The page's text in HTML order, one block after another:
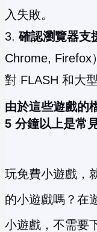
入失敗。
確認瀏覽器支
Chrome, Firefox
對 FLASH 和大
由於這些遊戲的
5 分鐘以上是常
玩免費小遊戲，
的小遊戲嗎？在
小遊戲，不需要